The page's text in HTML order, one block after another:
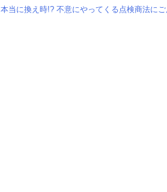
本当に換え時!? 不意にやってくる点検商法に